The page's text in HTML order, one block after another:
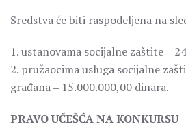
Sredstva će biti raspodeljena na
1. ustanovama socijalne zaštite ‒
2. pružaocima usluga socijalne
građana ‒ 15.000.000,00 dinara.
PRAVO UČEŠĆA NA KONKURSU